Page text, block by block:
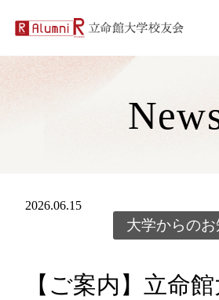
2026.06.15
大学からの
【ご案内】立命